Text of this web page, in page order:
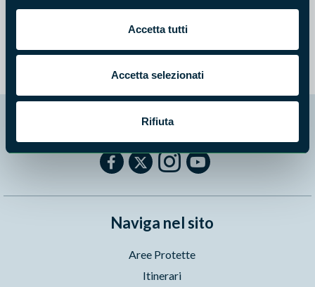
Accetta tutti
Accetta selezionati
Rifiuta
IN QUESTO ARTICOLO SI PARLA DI:
divino amore falcognana itinerari
mugilla
Naviga nel sito
Aree Protette
Itinerari